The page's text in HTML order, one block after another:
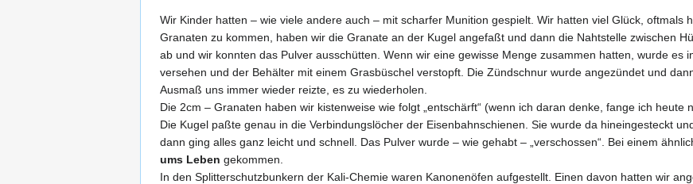
Wir Kinder hatten – wie viele andere auch – mit scharfer Munition gespielt. Wir hatten viel Glück,
Granaten zu kommen, haben wir die Granate an der Kugel angefaßt und dann die Nahtstelle zwischen
ab und wir konnten das Pulver ausschütten. Wenn wir eine gewisse Menge zusammen hatten, wurde es
versehen und der Behälter mit einem Grasbüschel verstopft. Die Zündschnur wurde angezündet und
Ausmaß uns immer wieder reizte, es zu wiederholen.
Die 2cm – Granaten haben wir kistenweise wie folgt „entschärft“ (wenn ich daran denke, fange ich heute
Die Kugel paßte genau in die Verbindungslöcher der Eisenbahnschienen. Sie wurde da hineingesteckt
dann ging alles ganz leicht und schnell. Das Pulver wurde – wie gehabt – „verschossen“. Bei einem
ums Leben gekommen.
In den Splitterschutzbunkern der Kali-Chemie waren Kanonenöfen aufgestellt. Einen davon hatten wir